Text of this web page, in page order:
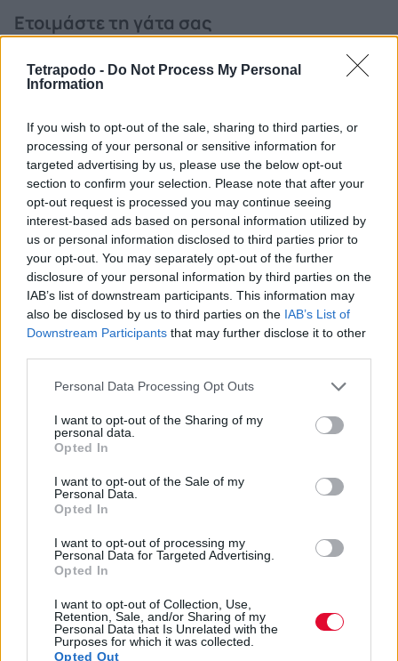
Tetrapodo - Do Not Process My Personal
Information
If you wish to opt-out of the sale, sharing to third parties, or
processing of your personal or sensitive information for
targeted advertising by us, please use the below opt-out
section to confirm your selection. Please note that after your
opt-out request is processed you may continue seeing
interest-based ads based on personal information utilized by
us or personal information disclosed to third parties prior to
your opt-out. You may separately opt-out of the further
disclosure of your personal information by third parties on the
IAB’s list of downstream participants. This information may
also be disclosed by us to third parties on the IAB’s List of
Downstream Participants that may further disclose it to other
Personal Data Processing Opt Outs
I want to opt-out of the Sharing of my
personal data.
Opted In
I want to opt-out of the Sale of my
Personal Data.
Opted In
I want to opt-out of processing my
Personal Data for Targeted Advertising.
Opted In
I want to opt-out of Collection, Use,
Retention, Sale, and/or Sharing of my
Personal Data that Is Unrelated with the
Purposes for which it was collected.
Opted Out
Ετοιμάστε τη γάτα σας
Βεβαιωθείτε ότι η μεγαλύτερη γάτα σας
είναι υγιής. Το να αυξήσετε το άγχος σε μια
χειρότερα και θέλετε η γάτα σας όχι μόνο να
είναι ψυχικά προετοιμασμένη για ένα νέο
γατάκι, αλλά και σωματικά έτοιμη να το
χειριστεί. Πηγαίνετε τη γάτα σας για μια
εξέταση με τον κτηνίατρό σας για να
βεβαιωθείτε ότι είναι υγιής και ότι έχει
κάνει όλους τους εμβολιασμούς της.
Αναπνευστικές παθήσεις είναι κοινές στα
μικρά γατάκια και θα θέλετε το
ανοσοποιητικό σύστημα της μεγαλύτερης
γάτα σας να είναι έτοιμο να αντιμετωπίσει
εμβόλιο της λύσσας θα ήταν καλό να γίνει
για να αποφευχθούν τυχόν προβλήματα.
Φέροντας σε επαφή τη γάτα σας με το νέο
γατάκι
Όταν φέρετε στο σπίτι το γατάκι σας,
αφήστε τη γάτα σας να το μυρίσει αυτό, ενώ
το γατάκι είναι σε ένα φορέα ή στα χέρια
σας. Στη συνέχεια πηγαίνετε το γατάκι
απευθείας στο δωμάτιο που έχει οριστεί και